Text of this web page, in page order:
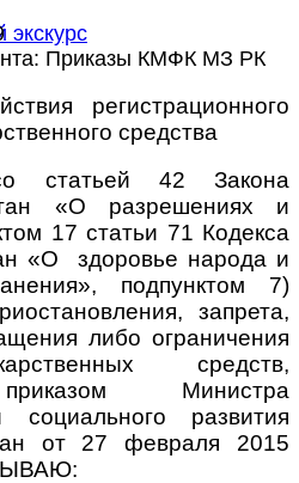
экскурс
Приказы КМФК МЗ РК
регистрационного
средства
статьей 42 Закона
«О разрешениях и
17 статьи 71 Кодекса
«О здоровье народа и
подпунктом 7)
запрета,
либо ограничения
средств,
Министра
социального развития
от 27 февраля 2015